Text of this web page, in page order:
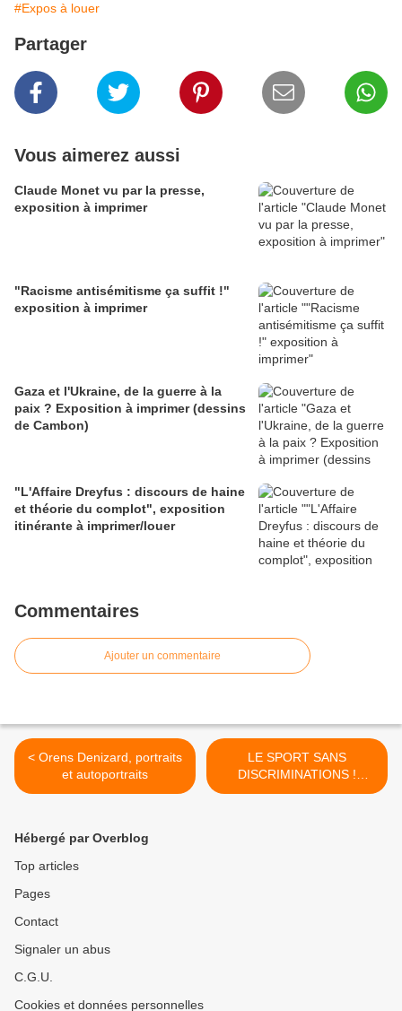
#Expos à louer
Partager
Vous aimerez aussi
Claude Monet vu par la presse,
exposition à imprimer
"Racisme antisémitisme ça suffit !"
exposition à imprimer
Gaza et l'Ukraine, de la guerre à la
paix ? Exposition à imprimer (dessins
de Cambon)
"L'Affaire Dreyfus : discours de haine
et théorie du complot", exposition
itinérante à imprimer/louer
Commentaires
Ajouter un commentaire
< Orens Denizard, portraits
et autoportraits
LE SPORT SANS
DISCRIMINATIONS !
Exposition à imprimer.
Hébergé par Overblog
Top articles
Pages
Contact
Signaler un abus
C.G.U.
Cookies et données personnelles